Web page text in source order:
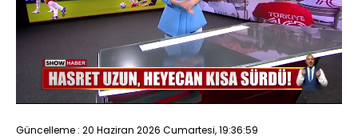
Sesi
Aç
480P
Yüklendi
29.87%
Oynatma
Hızı
Güncelleme : 20 Haziran 2026 Cumartesi, 19:36:59